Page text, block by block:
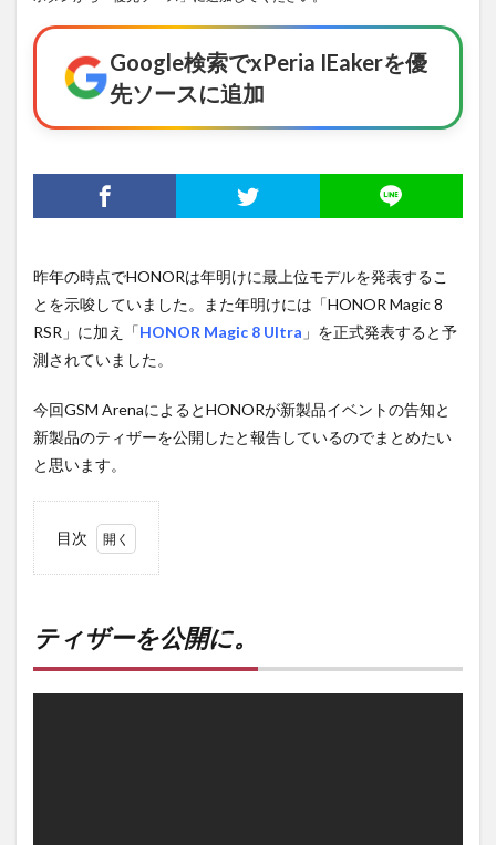
Google検索でxPeria IEakerを優
先ソースに追加
昨年の時点でHONORは年明けに最上位モデルを発表するこ
とを示唆していました。また年明けには「HONOR Magic 8
RSR」に加え「HONOR Magic 8 Ultra 」を正式発表すると予
測されていました。
今回GSM ArenaによるとHONORが新製品イベントの告知と
新製品のティザーを公開したと報告しているのでまとめたい
と思います。
目次
を公
開
に。
ティザーを公開に。